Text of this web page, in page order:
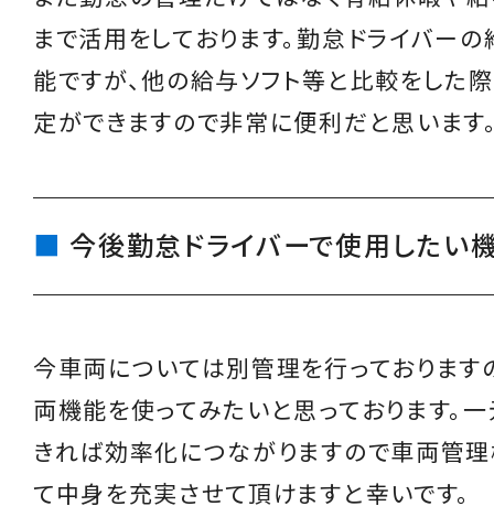
まで活用をしております。勤怠ドライバー
能ですが、他の給与ソフト等と比較をした
定ができますので非常に便利だと思います
今後勤怠ドライバーで使用したい
今車両については別管理を行っております
両機能を使ってみたいと思っております。
きれば効率化につながりますので車両管
て中身を充実させて頂けますと幸いです。